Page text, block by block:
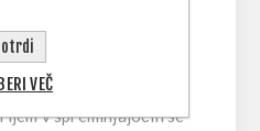
obrabljene ročaje ali
na krmilu, vzorec
v spreminjajočih se
VEČ